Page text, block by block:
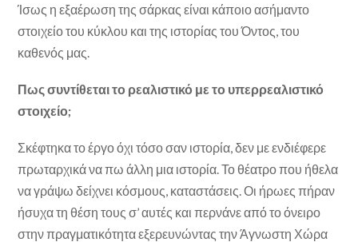
Ίσως η εξαέρωση της σάρκας είναι κάποιο ασήμαντο
στοιχείο του κύκλου και της ιστορίας του Όντος, του
καθενός μας.
Πως συντίθεται το ρεαλιστικό με το υπερρεαλιστικό
στοιχείο;
Σκέφτηκα το έργο όχι τόσο σαν ιστορία, δεν με ενδιέφερε
πρωταρχικά να πω άλλη μια ιστορία. Το θέατρο που ήθελα
να γράψω δείχνει κόσμους, καταστάσεις. Οι ήρωες πήραν
ήσυχα τη θέση τους σ’ αυτές και περνάνε από το όνειρο
στην πραγματικότητα εξερευνώντας την Άγνωστη Χώρα